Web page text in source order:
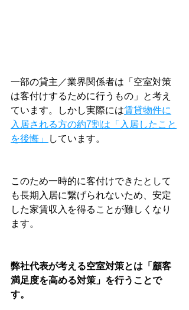
一部の貸主／業界関係者は「空室対策
は客付けするために行うもの」と考え
ています。しかし実際には賃貸物件に
入居される方の約7割は「入居したこと
を後悔」
しています。
このため一時的に客付けできたとして
も長期入居に繋げられないため、安定
した家賃収入を得ることが難しくなり
ます。
弊社代表が考える空室対策とは「顧客
満足度を高める対策」を行うことで
す。